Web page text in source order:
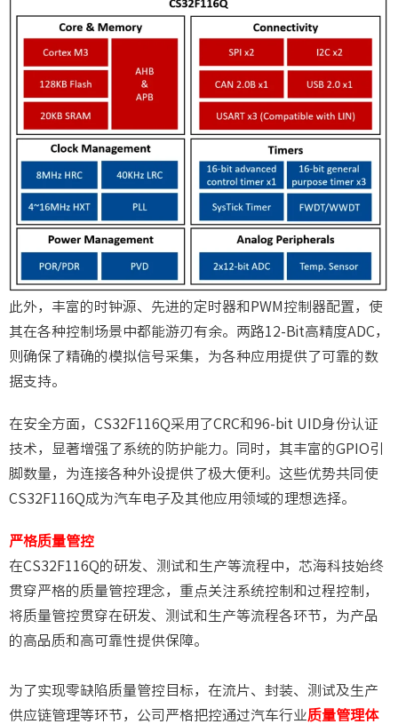
此外，丰富的时钟源、先进的定时器和PWM控制器配置，使
其在各种控制场景中都能游刃有余。两路12-Bit高精度ADC，
则确保了精确的模拟信号采集，为各种应用提供了可靠的数
据支持。
在安全方面，CS32F116Q采用了CRC和96-bit UID身份认证
技术，显著增强了系统的防护能力。同时，其丰富的GPIO引
脚数量，为连接各种外设提供了极大便利。这些优势共同使
CS32F116Q成为汽车电子及其他应用领域的理想选择。
严格质量管控
在CS32F116Q的研发、测试和生产等流程中，芯海科技始终
贯穿严格的质量管控理念，重点关注系统控制和过程控制，
将质量管控贯穿在研发、测试和生产等流程各环节，为产品
的高品质和高可靠性提供保障。
为了实现零缺陷质量管控目标，在流片、封装、测试及生产
供应链管理等环节，公司严格把控通过汽车行业质量管理体